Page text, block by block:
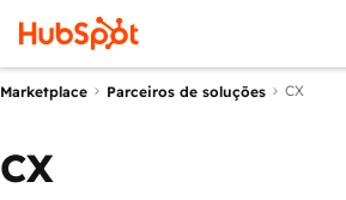
Marketplace Parceiros de soluções CX
CX